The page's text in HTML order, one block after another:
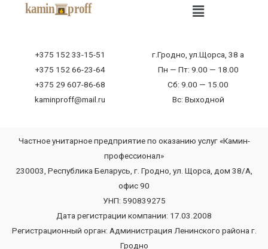
+375 152 33-15-51
+375 152 66-23-64
+375 29 607-86-68
kaminproff@mail.ru
г.Гродно, ул.Щорса, 38 а
Пн — Пт: 9.00 — 18.00
Сб: 9.00 — 15.00
Вс: Выходной
Частное унитарное предприятие по оказанию услуг «Камин-
профессионал»
230003, Республика Беларусь, г. Гродно, ул. Щорса, дом 38/А,
офис 90
УНП: 590839275
Дата регистрации компании: 17.03.2008
Регистрационный орган: Администрация Ленинского района г.
Гродно